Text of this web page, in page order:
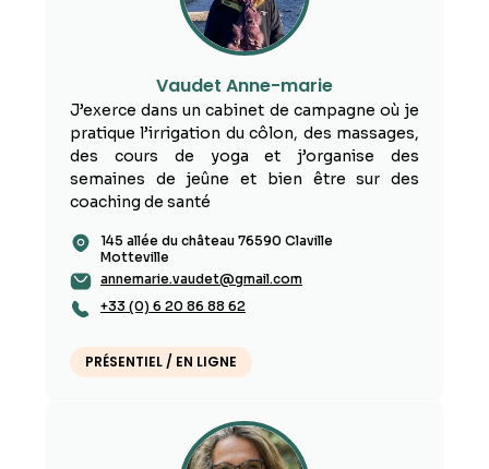
Vaudet Anne-marie
J’exerce dans un cabinet de campagne où je
pratique l’irrigation du côlon, des massages,
des cours de yoga et j’organise des
semaines de jeûne et bien être sur des
coaching de santé
145 allée du château 76590 Claville
Motteville
annemarie.vaudet@gmail.com
+33 (0) 6 20 86 88 62
PRÉSENTIEL / EN LIGNE